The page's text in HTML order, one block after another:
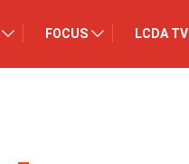
FOCUS LCDA TV